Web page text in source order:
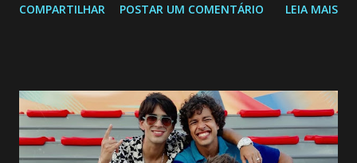
a Programação Semanal do SBT de 08/06/26 a 14/06/26
confessa a Gabriel que ele demonstrou ser o tipo de
pessoa que ela tanto desejou durante toda a vida. Camila
entra no quarto de Gabriel e imagina como seria o
COMPARTILHAR POSTAR UM COMENTÁRIO LEIA MAIS